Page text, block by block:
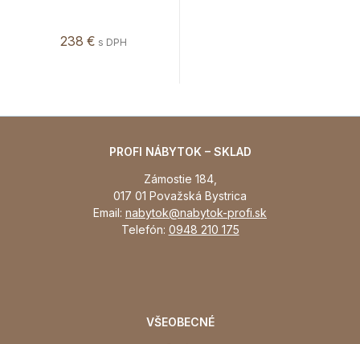
238 € s DPH
PROFI NÁBYTOK – SKLAD
Zámostie 184,
017 01 Považská Bystrica
Email: nabytok@nabytok-profi.sk
Telefón: 0948 210 175
VŠEOBECNÉ